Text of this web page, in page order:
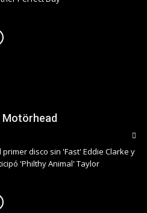
Motörhead
disco sin 'Fast' Eddie Clarke y
'Philthy Animal' Taylor